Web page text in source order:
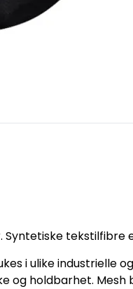
Syntetiske
i ulike industrielle
og holdbarhet.